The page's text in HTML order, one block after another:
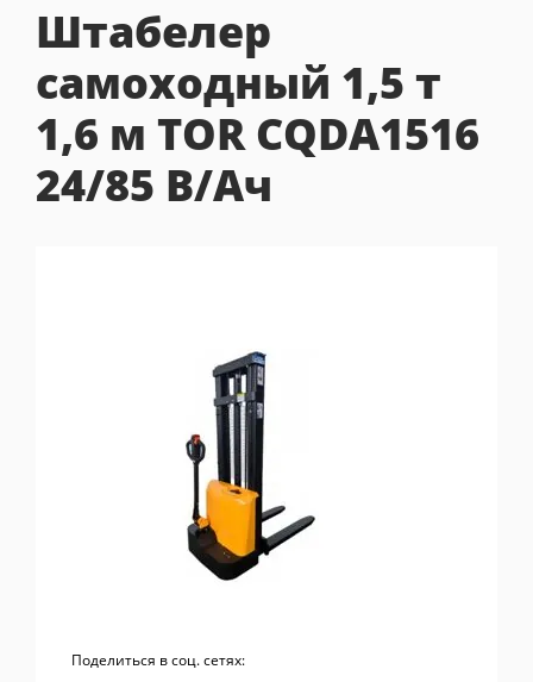
Штабелер
самоходный 1,5 т
1,6 м TOR CQDA1516
24/85 В/Ач
Поделиться в соц. сетях: